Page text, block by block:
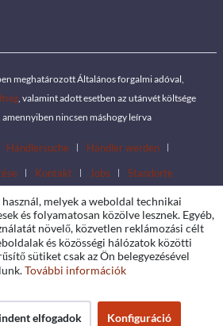
meghatározott Általános forgalmi adóval,
, valamint adott esetben az utánvét költsége
nincsen máshogy leírva
Händlersuche
Händler werden
Kontakt Jobs Standorte
melyek a weboldal technikai
és folyamatosan közölve lesznek. Egyéb,
növelő, közvetlen reklámozási célt
és közösségi hálózatok közötti
sütiket csak az Ön belegyezésével
További információk
elfogadok Konfiguráció